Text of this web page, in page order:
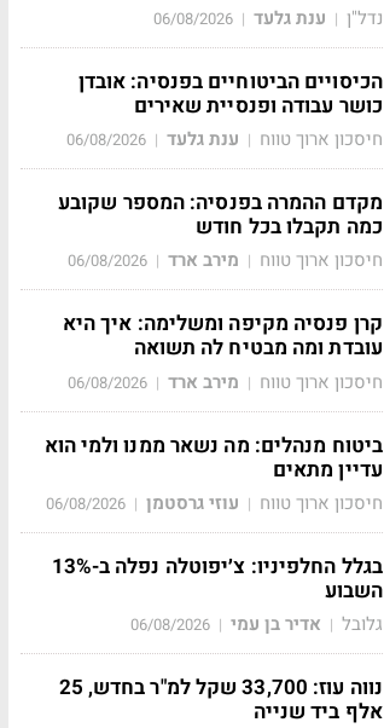
נדל"ן | ענת גלעד |
06/08/2026
הכיסויים הביטוחיים בפנסיה: אובדן
כושר עבודה ופנסיית שאירים
חיסכון ארוך טווח | ענת גלעד |
06/08/2026
מקדם ההמרה בפנסיה: המספר שקובע
כמה תקבלו בכל חודש
חיסכון ארוך טווח | מירב ארד |
06/08/2026
קרן פנסיה מקיפה ומשלימה: איך היא
עובדת ומה מבטיח לה תשואה
חיסכון ארוך טווח | מירב ארד |
06/08/2026
ביטוח מנהלים: מה נשאר ממנו ולמי הוא
עדיין מתאים
חיסכון ארוך טווח | עוזי גרסטמן |
06/08/2026
בגלל החלפיניו: צ׳יפוטלה נפלה ב-13%
השבוע
גלובל | אדיר בן עמי |
06/08/2026
נווה עוז: 33,700 שקל למ"ר בחדש, 25
אלף ביד שנייה